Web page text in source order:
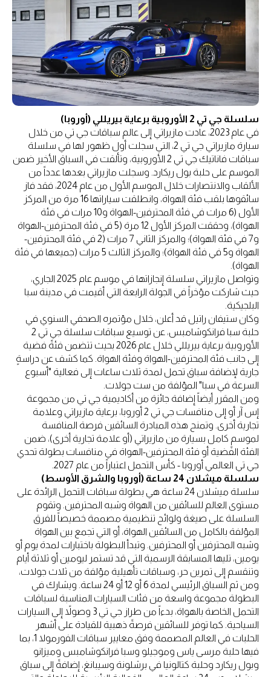
سلسلة جي تي 2 الأوروبية برعاية بيريللي (أوروبا)
في عام 2023، عادت مازيراتي إلى عالم سباقات جي تي من خلال
سيارة مازيراتي جي تي 2، التي سجلت أول ظهور لها في سلسلة
سباقات فاناتيك جي تي 2 الأوروبية، وتألقت في السباق الأخير ضمن
الموسم على حلبة بول ريكارد. وسجلت مازيراتي بعدها عدداً من
الألقاب والانتصارات خلال الموسم الأول من عام 2024، فقد فاز
سائقوها بلقب فئة الهواة، وانطلقت سياراتها 16 مرة من المركز
الأول (6 مرات في فئة المحترفين-الهواة و10 مرات في فئة
الهواة)، وحققت المركز الأول 12 مرة (5 في فئة المحترفين-الهواة
و7 في فئة الهواة)؛ والمركز الثاني 7 مرات (2 في فئة المحترفين-
الهواة و5 في فئة الهواة)؛ والمركز الثالث 5 مرات (جميعها في فئة
الهواة).
وتواصل مازيراتي سلسلة إنجازاتها في موسم عام 2025 الجاري،
حيث شاركت مؤخراً في الجولة الرابعة التي أقيمت في مدينة سبا
البلجيكية.
وكان ستيفان راتيل قد أعلن، خلال مؤتمره الصحفي السنوي في
حلبة سبا فرانكوشامبس، عن توسيع سباقات سلسلة جي تي 2
الأوروبية برعاية بيريللي خلال عام 2026 بحيث تتضمن فئةً فضية
إلى جانب فئة المحترفين-الهواة وفئة الهواة. كما كشف عن دراسةٍ
جارية لإضافة سباق تحمل لمدة ثلاث ساعات إلى فعالية "أسبوع
السرعة في سبا" المؤلفة من ست جولات.
ومن المقرر أيضاً إضافة جائزة من أكاديمية جي تي من مجموعة
إس آر أو إلى منافسات جي تي 2 أوروبا، برعاية مازيراتي وعلامة
تجارية أخرى. وتمنح هذه المبادرة السائقين فرصة المنافسة
لموسمٍ كامل بسيارة من مازيراتي (أو علامة تجارية أخرى)، ضمن
الفئة الفضية أو فئة المحترفين-الهواة في منافسات بطولة تحدي
جي تي العالمي أوروبا - كأس التحمل اعتباراً من عام 2027.
سلسلة ميشلان 24 ساعة (أوروبا والشرق الأوسط)
سلسلة ميشلان 24 ساعة هي بطولة سباقات التحمل الرائدة على
مستوى العالم للسائقين من الهواة وشبه المحترفين. وتقوم
السلسلة على صيغة ولوائح تنظيمية مصممة خصيصاً للفرق
المؤلفة بالكامل من السائقين الهواة، أو التي تجمع بين الهواة
وشبه المحترفين أو المحترفين. وتبدأ البطولة باختبارات لمدة يوم أو
يومين، تليها المسابقة الرسمية التي قد تستمر ليومين أو ثلاثة أيام
وتنقسم إلى تمرين حر، وسباقات تأهيلية مؤلفة من ثلاث جولات،
ومن ثم السباق الرئيسي لمدة 6 أو 12 أو 24 ساعة. ويشارك في
البطولة مجموعة واسعة من فئات السيارات المناسبة لسباقات
التحمل الخاصة بالهواة، بدءاً من طراز جي تي 3 وصولاً إلى السيارات
السياحية. كما توفر للسائقين فرصةً ذهبية للقيادة على أشهر
الحلبات في العالم المصممة وفق معايير سباقات الفورمولا 1، بما
فيها حلبة مرسى ياس وموجيلو وسبا فرانكوشامبس وميزانو
وبول ريكارد وحلبة كتالونيا في برشلونة وسيبانغ، إضافةً إلى سباق